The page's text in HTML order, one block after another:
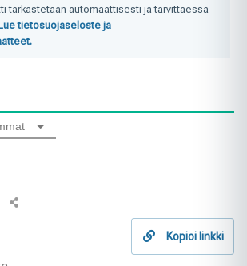
tarkastetaan automaattisesti ja tarvittaessa
tietosuojaseloste ja
Kopioi linkki